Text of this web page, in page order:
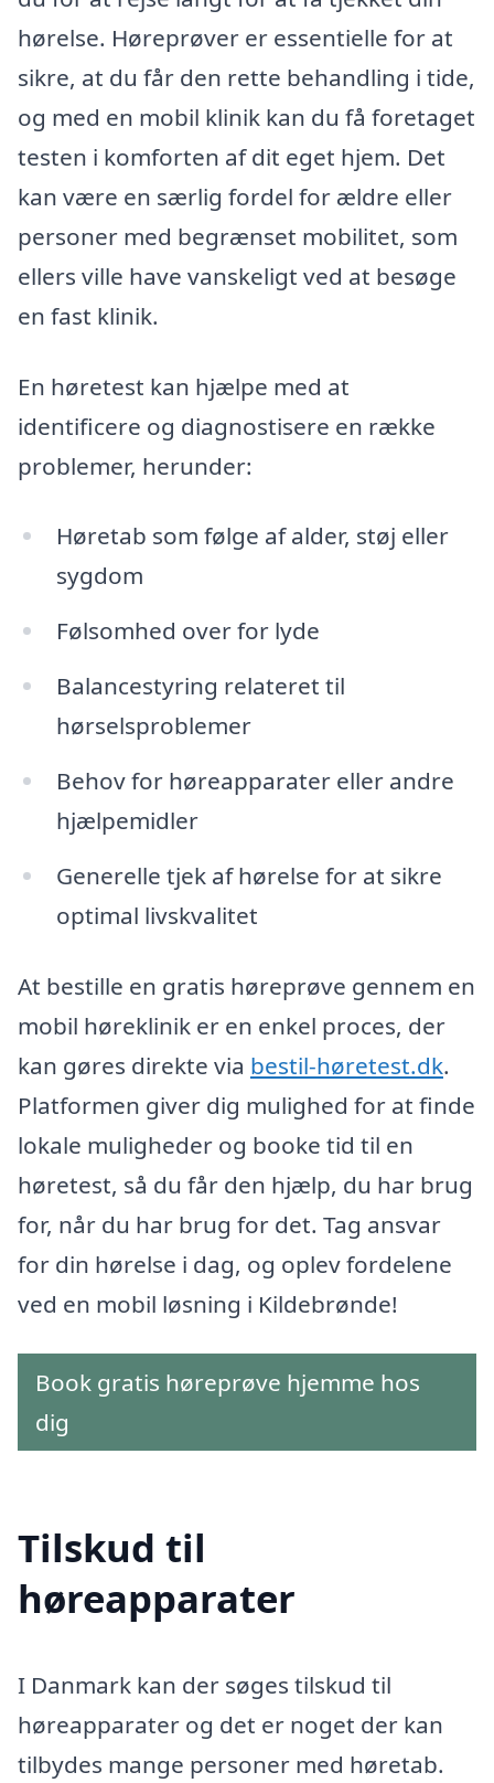
hørelse. Høreprøver er essentielle for at
sikre, at du får den rette behandling i tide,
og med en mobil klinik kan du få foretaget
testen i komforten af dit eget hjem. Det
kan være en særlig fordel for ældre eller
personer med begrænset mobilitet, som
ellers ville have vanskeligt ved at besøge
en fast klinik.
En høretest kan hjælpe med at
identificere og diagnostisere en række
problemer, herunder:
Høretab som følge af alder, støj eller
sygdom
Følsomhed over for lyde
Balancestyring relateret til
hørselsproblemer
Behov for høreapparater eller andre
hjælpemidler
Generelle tjek af hørelse for at sikre
optimal livskvalitet
At bestille en gratis høreprøve gennem en
mobil høreklinik er en enkel proces, der
kan gøres direkte via bestil-høretest.dk.
Platformen giver dig mulighed for at finde
lokale muligheder og booke tid til en
høretest, så du får den hjælp, du har brug
for, når du har brug for det. Tag ansvar
for din hørelse i dag, og oplev fordelene
ved en mobil løsning i Kildebrønde!
Book gratis høreprøve hjemme hos
dig
Tilskud til
høreapparater
I Danmark kan der søges tilskud til
høreapparater og det er noget der kan
tilbydes mange personer med høretab.